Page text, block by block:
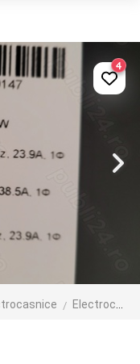
Electrocasnice mici
4